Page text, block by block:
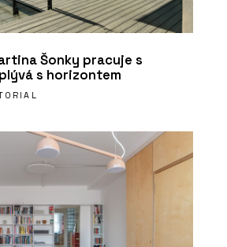
Šonky pracuje s
s horizontem